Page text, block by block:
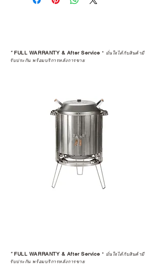
“ประสบการณ์หลังการใช้งาน” ใน
STUDIO และร้านตัวแทนจำหน่ายที่
ได้รับการแต่งตั้งอย่างเป็นทางการ จะ
เป็นการให้คำแนะนำ การดูแลสินค้า
หรือการแก้ไขปัญหาที่อาจเกิดขึ้นใน
ก่อนตัดสินใจซื้อสินค้า เราอยาก
แนะนำให้คุณสอบถามทุกครั้งว่า ร้าน
ค้าที่คุณกำลังเลือกซื้อนั้น มีการรับ
ประกันสินค้าจากตัวแทนจำหน่าย
อย่างเป็นทางการหรือไม่ เพื่อให้คุณ
ในอุปกรณ์ที่คุณรัก มีคุณค่าอย่าง
*FULL WARRANTY & After Service * มั่นใจได้กับสินค้ามี
รับประกัน พร้อมบริการหลังการขาย
*FULL WARRANTY & After Service * มั่นใจได้กับสินค้ามี
รับประกัน พร้อมบริการหลังการขาย